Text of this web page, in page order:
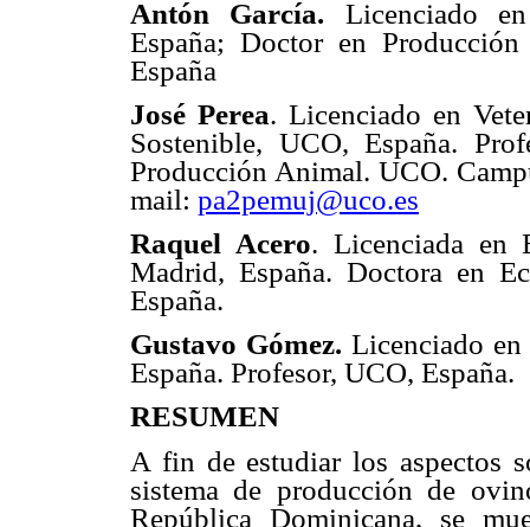
Antón García.
Licenciado
España; Doctor en
España
José Perea. Licenciado en
Sostenible, UCO, España.
Producción Animal. UCO.
mail: pa2pemuj@uco.es
Raquel Acero. Licenciada en
Madrid, España. Doctora en
España.
Gustavo Gómez. Licenciado
España. Profesor, UCO, España.
RESUMEN
A fin de estudiar los aspectos
sistema de producción de
República Dominicana, se